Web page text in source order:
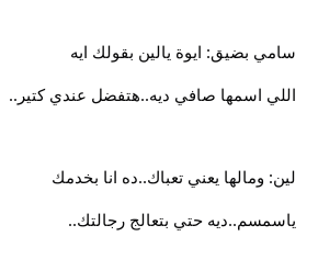
سامي بضيق: ايوة يالين بقولك ايه
اللي اسمها صافي ديه..هتفضل عندي كتير..
لين: ومالها يعني تعباك..ده انا بخدمك
ياسمسم..ديه حتي بتعالج رجالتك..